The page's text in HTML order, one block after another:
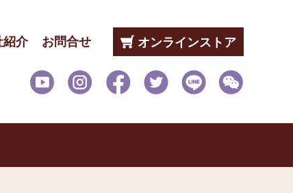
紹介 お問合せ オンラインストア